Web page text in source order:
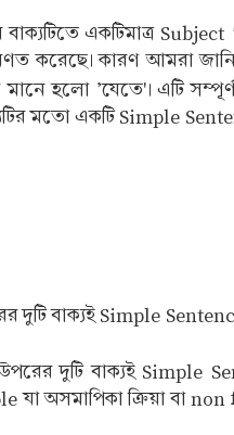
বাক্যটিতে একটিমাত্র Subject
করেছে। কারণ আমরা
হলো 'যেতে'। এটি
মতো একটি Simple
দুটি বাক্যই Simple
দুটি বাক্যই Simple
অসমাপিকা ক্রিয়া বা